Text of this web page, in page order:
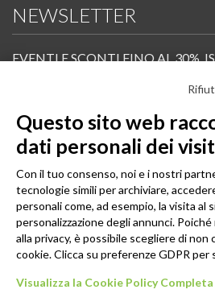
NEWSLETTER
EVENTI E SCONTI FINO AL 30%.
Scopri in anteprima i nuovi prodotti, le promozioni
Iscrivi alla Newsletter
SEGUICI
Questo sito web
dati personali dei
Con il tuo consenso, noi e i nostri
tecnologie simili per archiviare,
personali come, ad esempio, la visita al
personalizzazione degli annunci.
alla privacy, è possibile scegliere di
cookie. Clicca su preferenze GDPR per
Visualizza la Cookie Policy Completa